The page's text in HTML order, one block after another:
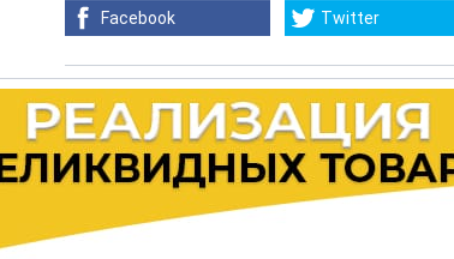
Facebook Twitter